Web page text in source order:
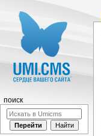
поиск